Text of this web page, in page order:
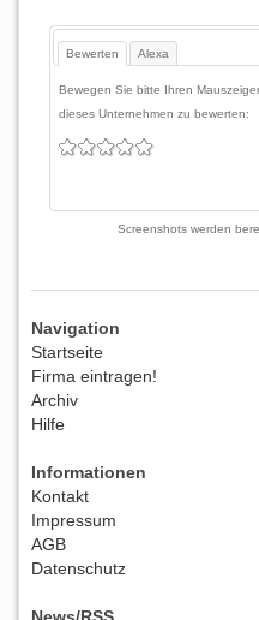
Bewerten Alexa
Bewegen Sie bitte Ihren
dieses Unternehmen zu bewerten:
Screenshots werden
Navigation
Startseite
Firma eintragen!
Archiv
Hilfe
Informationen
Kontakt
Impressum
AGB
Datenschutz